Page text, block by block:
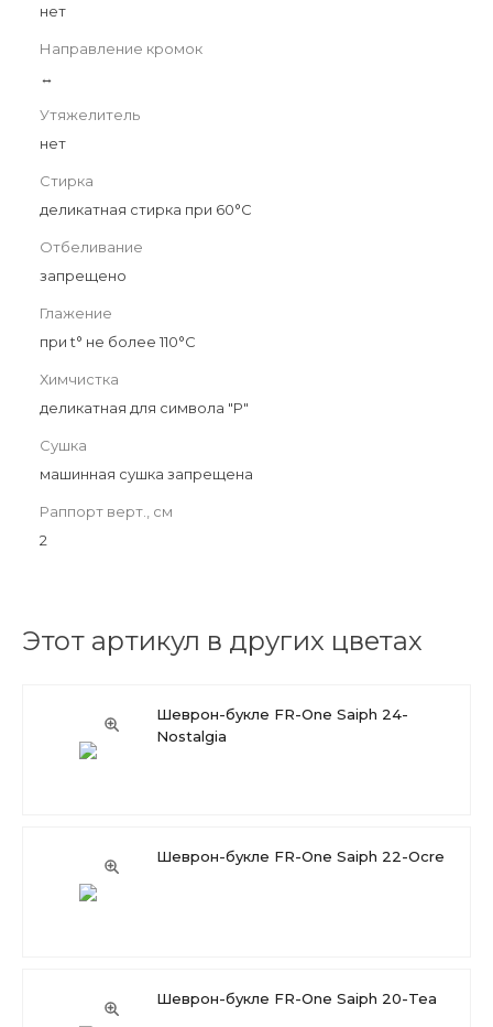
нет
Направление кромок
↔
Утяжелитель
нет
Стирка
деликатная стирка при 60°С
Отбеливание
запрещено
Глажение
при t° не более 110°С
Химчистка
деликатная для символа "P"
Сушка
машинная сушка запрещена
Раппорт верт., см
2
Этот артикул в других цветах
Шеврон-букле FR-One Saiph 24-
Nostalgia
Шеврон-букле FR-One Saiph 22-Ocre
Шеврон-букле FR-One Saiph 20-Tea